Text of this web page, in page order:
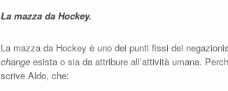
La mazza da Hockey.
La mazza da Hockey è uno dei punti fissi dei
changeesista o sia da attribure all’attività umana.
scrive Aldo, che: